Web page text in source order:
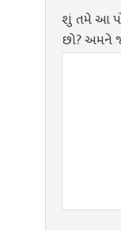
શું તમે આ
છો? અમને